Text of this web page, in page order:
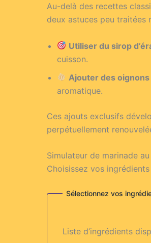
Au-delà des recettes
deux astuces peu traitées
Utiliser du sirop
cuisson.
Ajouter des
aromatique.
Ces ajouts exclusifs
perpétuellement
Simulateur de marinade
Choisissez vos
Sélectionnez vos
Liste d’ingrédients